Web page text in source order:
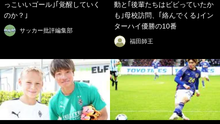
っこいいゴール｣｢覚醒していく
のか？｣
サッカー批評編集部
動と｢後輩たちはビビっていたか
も｣母校訪問、｢絡んでくる｣イン
ターハイ優勝の10番
福田師王